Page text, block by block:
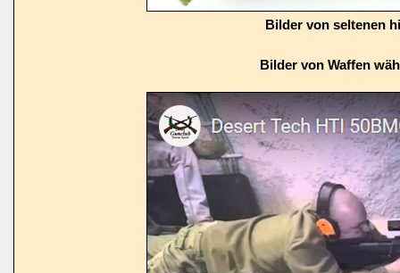
Bilder von seltenen
Bilder von Waffen